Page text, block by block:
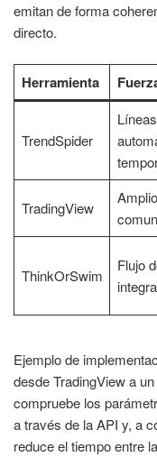
emitan de forma
directo.
Herramienta
TrendSpider
TradingView
ThinkOrSwim
Flujo
Ejemplo de
desde TradingView a
compruebe los
a través de la API y, a
reduce el tiempo entre